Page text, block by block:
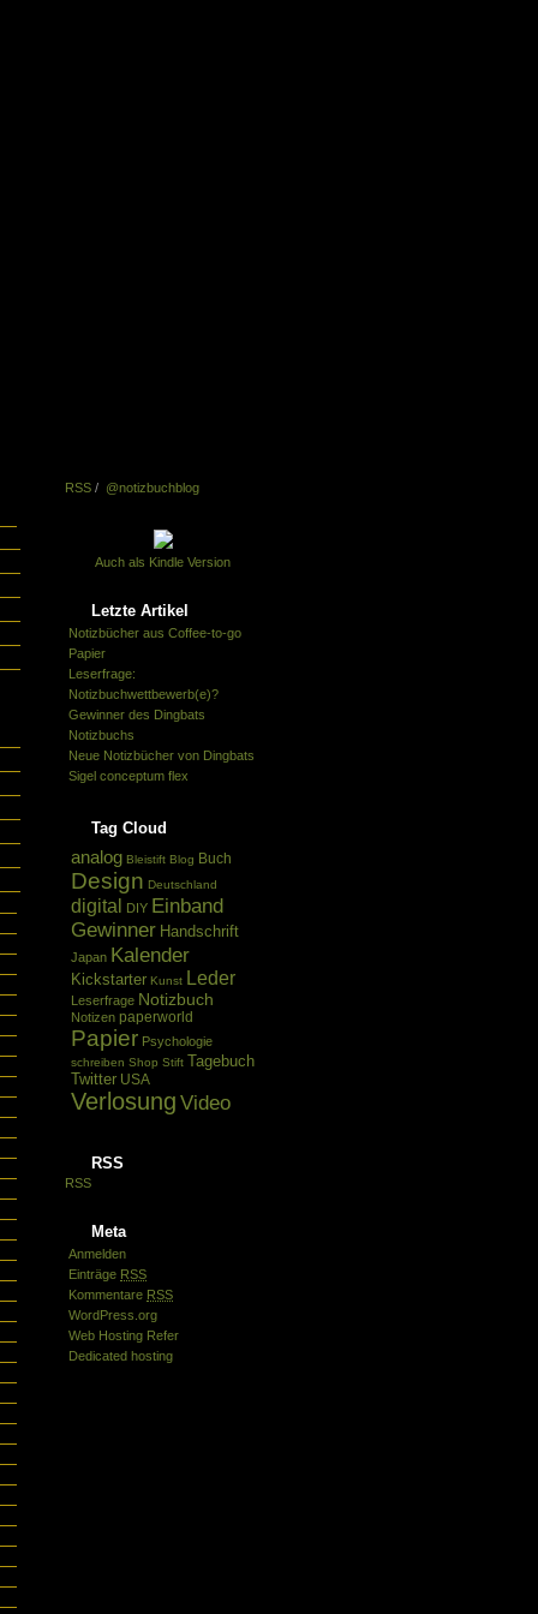
RSS / @notizbuchblog
Auch als Kindle Version
Letzte Artikel
Notizbücher aus Coffee-to-go
Papier
Leserfrage:
Notizbuchwettbewerb(e)?
Gewinner des Dingbats
Notizbuchs
Neue Notizbücher von Dingbats
Sigel conceptum flex
Tag Cloud
analog Bleistift Blog Buch
Design Deutschland
digital DIY Einband
Gewinner Handschrift
Japan Kalender
Kickstarter Kunst Leder
Leserfrage Notizbuch
Notizen paperworld
Papier Psychologie
schreiben Shop Stift Tagebuch
Twitter USA
Verlosung Video
RSS
RSS
Meta
Anmelden
Einträge RSS
Kommentare RSS
WordPress.org
Web Hosting Refer
Dedicated hosting